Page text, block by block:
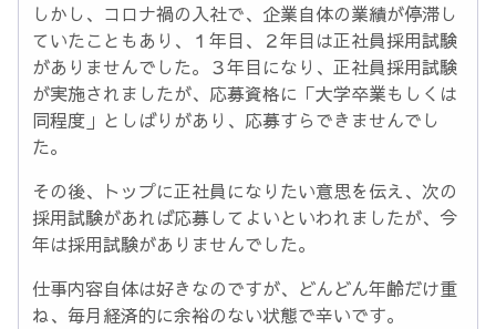
しかし、コロナ禍の入社で、企業自体の業績が停滞し
ていたこともあり、１年目、２年目は正社員採用試験
がありませんでした。３年目になり、正社員採用試験
が実施されましたが、応募資格に「大学卒業もしくは
同程度」としばりがあり、応募すらできませんでし
た。
その後、トップに正社員になりたい意思を伝え、次の
採用試験があれば応募してよいといわれましたが、今
年は採用試験がありませんでした。
仕事内容自体は好きなのですが、どんどん年齢だけ重
ね、毎月経済的に余裕のない状態で辛いです。